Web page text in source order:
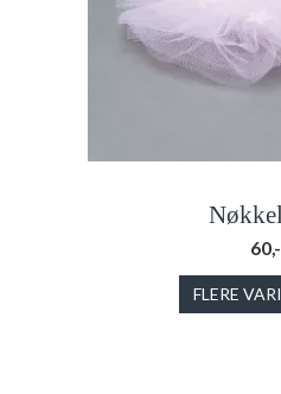
60,-
FLERE